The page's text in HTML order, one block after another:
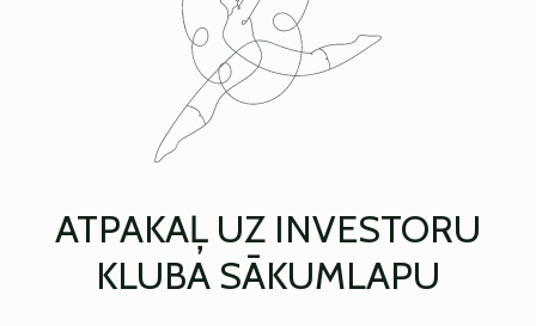
ATPAKAĻ UZ INVESTORU
KLUBA SĀKUMLAPU